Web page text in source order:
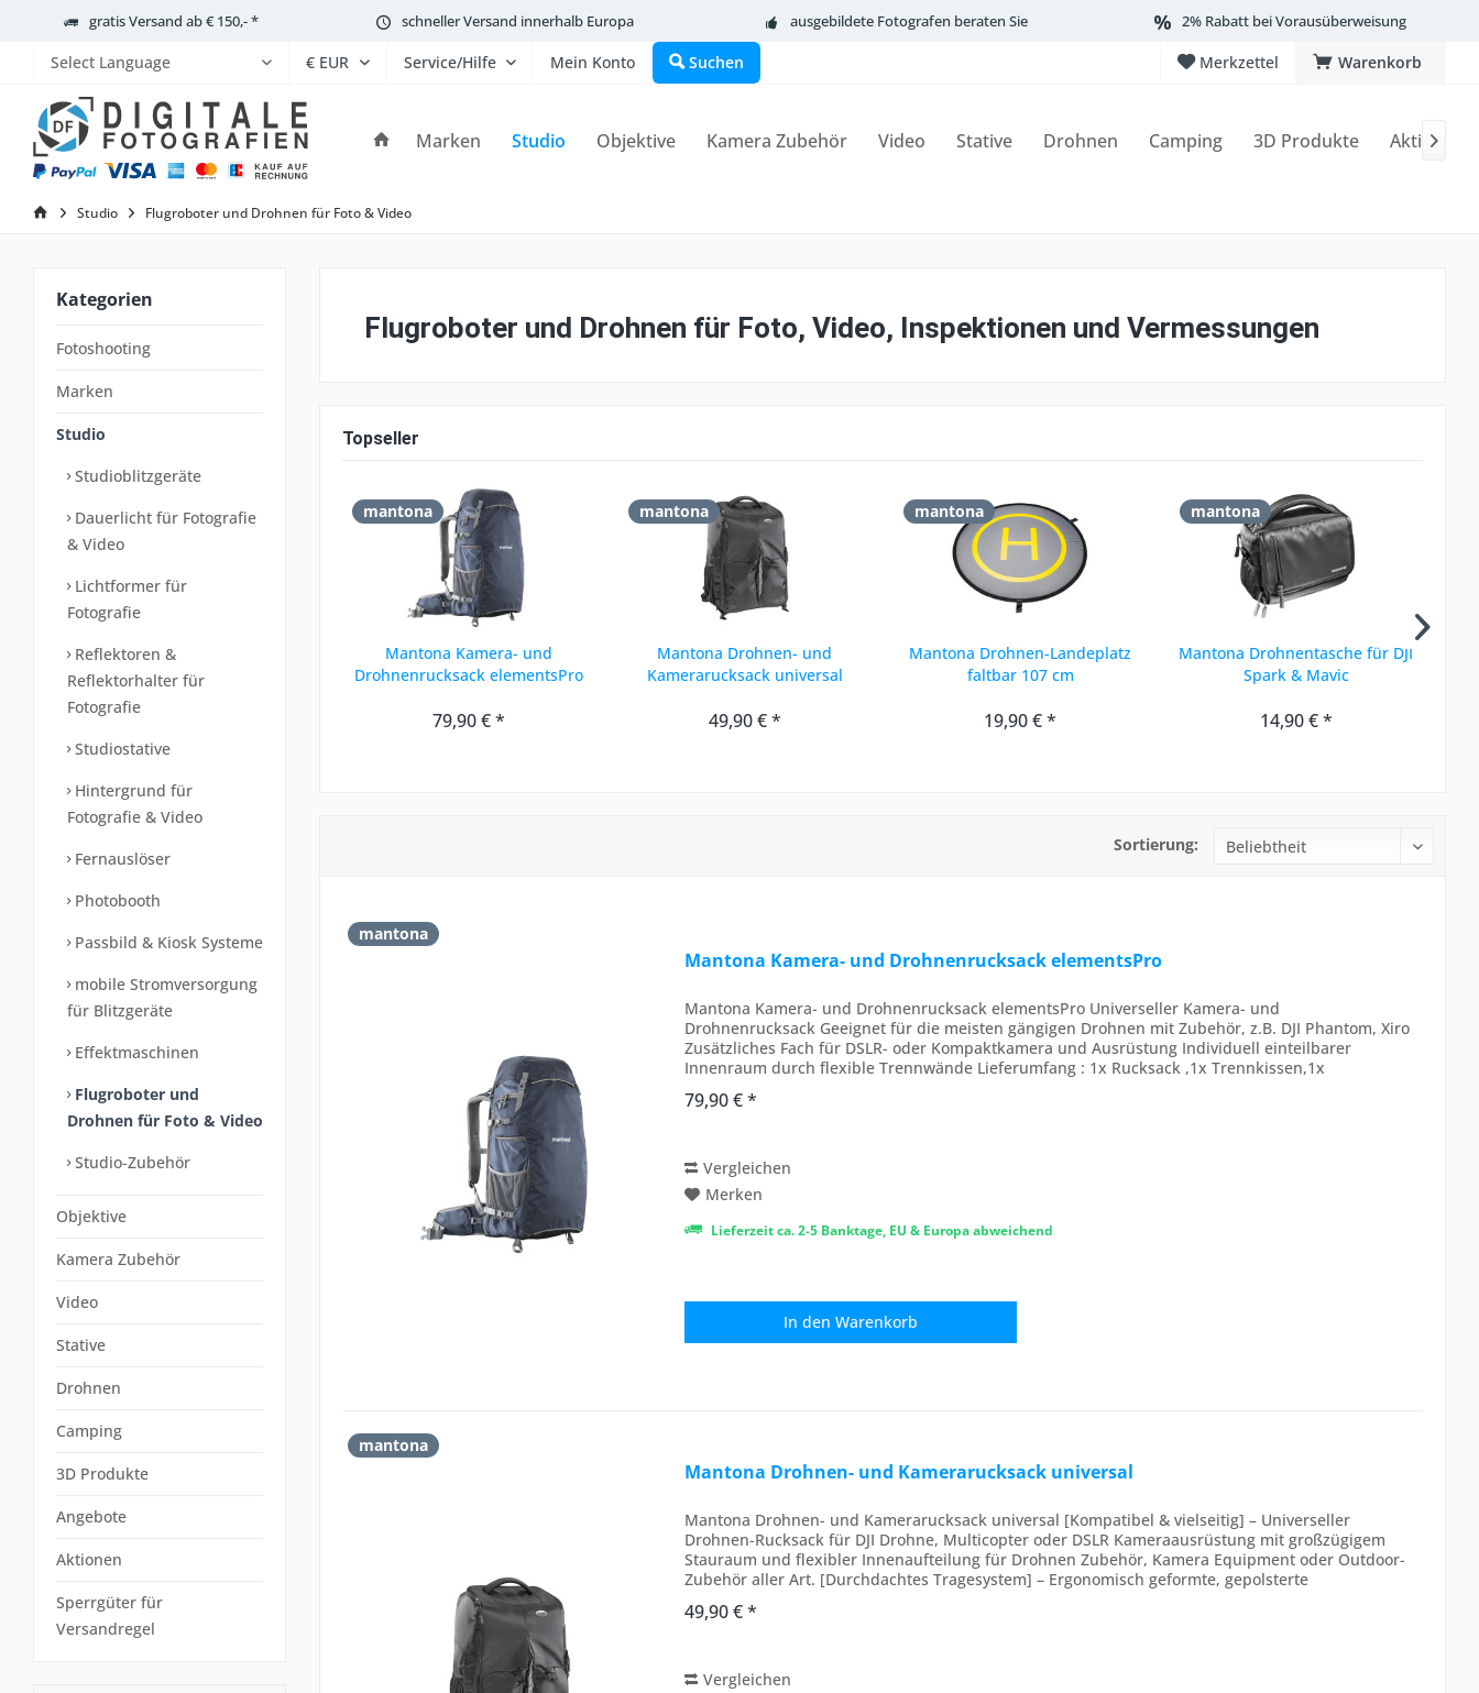
gratis Versand ab € 150,- * schneller Versand innerhalb Europa ausgebildete Fotografen beraten Sie 2% Rabatt bei Vorausüberweisung
Powered by
Warenkorb
Merkzettel
Service/Hilfe Mein Konto Suchen
Marken Studio Objektive Kamera Zubehör Video Stative Drohnen Camping 3D Produkte Aktionen

Studio Flugroboter und Drohnen für Foto & Video
Kategorien
Fotoshooting
Marken
Studio
Studioblitzgeräte
Dauerlicht für Fotografie
& Video
Lichtformer für
Fotografie
Reflektoren &
Reflektorhalter für
Fotografie
Studiostative
Hintergrund für
Fotografie & Video
Fernauslöser
Photobooth
Passbild & Kiosk Systeme
mobile Stromversorgung
für Blitzgeräte
Effektmaschinen
Flugroboter und
Drohnen für Foto & Video
Studio-Zubehör
Objektive
Kamera Zubehör
Video
Stative
Drohnen
Camping
3D Produkte
Angebote
Aktionen
Sperrgüter für
Versandregel
Flugroboter und Drohnen für Foto, Video, Inspektionen und Vermessungen
Topseller
mantona
Mantona Kamera- und
Drohnenrucksack elementsPro
79,90 € *
mantona
Mantona Drohnen- und
Kamerarucksack universal
49,90 € *
mantona
Mantona Drohnen-Landeplatz
faltbar 107 cm
19,90 € *
mantona
Mantona Drohnentasche für DJI
Spark & Mavic
14,90 € *
Sortierung:
mantona
Mantona Kamera- und Drohnenrucksack elementsPro
Mantona Kamera- und Drohnenrucksack elementsPro Universeller Kamera- und
Drohnenrucksack Geeignet für die meisten gängigen Drohnen mit Zubehör, z.B. DJI Phantom, Xiro
Zusätzliches Fach für DSLR- oder Kompaktkamera und Ausrüstung Individuell einteilbarer
Innenraum durch flexible Trennwände Lieferumfang : 1x Rucksack ,1x Trennkissen,1x
79,90 € *
Vergleichen
Merken
Lieferzeit ca. 2-5 Banktage, EU & Europa abweichend
In den Warenkorb
mantona
Mantona Drohnen- und Kamerarucksack universal
Mantona Drohnen- und Kamerarucksack universal [Kompatibel & vielseitig] – Universeller
Drohnen-Rucksack für DJI Drohne, Multicopter oder DSLR Kameraausrüstung mit großzügigem
Stauraum und flexibler Innenaufteilung für Drohnen Zubehör, Kamera Equipment oder Outdoor-
Zubehör aller Art. [Durchdachtes Tragesystem] – Ergonomisch geformte, gepolsterte
49,90 € *
Vergleichen